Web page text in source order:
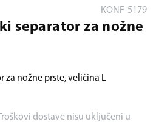
KONF-5179
separator za nožne
za nožne prste, veličina L
dostave nisu uključeni u